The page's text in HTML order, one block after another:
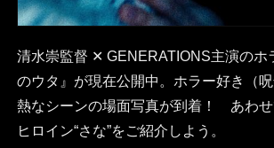
清水崇監督 ✕ GENERATIONS主演のホ
のウタ』が現在公開中。ホラー好き（
熱なシーンの場面写真が到着！ あわ
ヒロイン“さな”をご紹介しよう。